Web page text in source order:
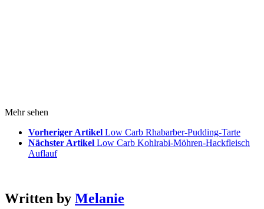
Mehr sehen
Vorheriger Artikel Low Carb Rhabarber-Pudding-Tarte
Nächster Artikel Low Carb Kohlrabi-Möhren-Hackfleisch
Auflauf
Written by Melanie